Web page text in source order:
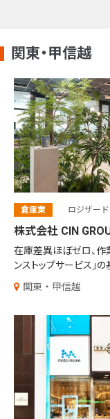
関東・甲信越
倉庫業 ロジザー
株式会社 CIN
在庫差異ほぼゼロ、作
ンストップサービス」
関東・甲信越